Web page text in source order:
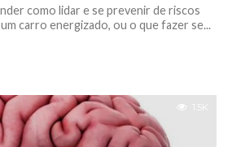
como lidar e se prevenir de riscos
carro energizado, ou o que fazer se...
1.5K